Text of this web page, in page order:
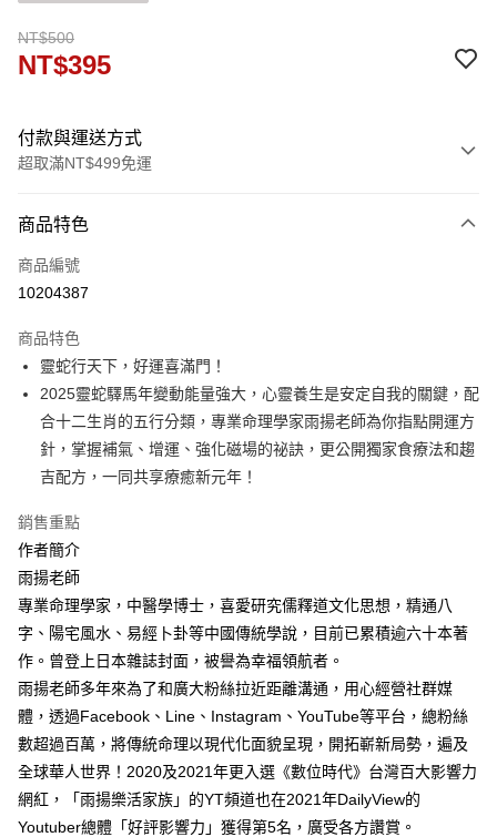
NT$500
NT$395
付款與運送方式
超取滿NT$499免運
信用卡一次付款
運送方式
付款後全家取貨
每筆NT$60，滿NT$499(含以上)免運費
付款後7-11取貨
每筆NT$60，滿NT$499(含以上)免運費
宅配
商品特色
商品編號
10204387
商品特色
靈蛇行天下，好運喜滿門！
2025靈蛇驛馬年變動能量強大，心靈養生是安定自我的關鍵，配
合十二生肖的五行分類，專業命理學家雨揚老師為你指點開運方
針，掌握補氣、增運、強化磁場的祕訣，更公開獨家食療法和趨
吉配方，一同共享療癒新元年！
銷售重點
作者簡介
雨揚老師
專業命理學家，中醫學博士，喜愛研究儒釋道文化思想，精通八
字、陽宅風水、易經卜卦等中國傳統學說，目前已累積逾六十本著
作。曾登上日本雜誌封面，被譽為幸福領航者。
雨揚老師多年來為了和廣大粉絲拉近距離溝通，用心經營社群媒
體，透過Facebook、Line、Instagram、YouTube等平台，總粉絲
數超過百萬，將傳統命理以現代化面貌呈現，開拓嶄新局勢，遍及
全球華人世界！2020及2021年更入選《數位時代》台灣百大影響力
網紅，「雨揚樂活家族」的YT頻道也在2021年DailyView的
Youtuber總體「好評影響力」獲得第5名，廣受各方讚賞。